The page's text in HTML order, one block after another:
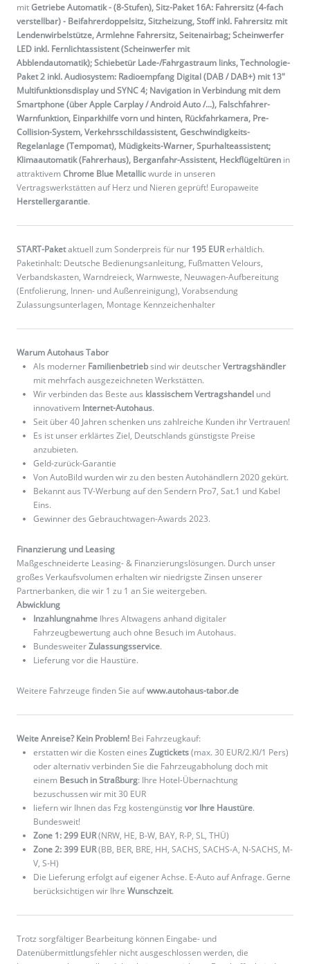
mitGetriebe Automatik - (8-Stufen), Sitz-Paket 16A: Fahrersitz (4-fach
verstellbar) - Beifahrerdoppelsitz, Sitzheizung, Stoff inkl. Fahrersitz mit
Lendenwirbelstütze, Armlehne Fahrersitz, Seitenairbag; Scheinwerfer
LED inkl. Fernlichtassistent (Scheinwerfer mit
Abblendautomatik); Schiebetür Lade-/Fahrgastraum links, Technologie-
Paket 2 inkl. Audiosystem: Radioempfang Digital (DAB / DAB+) mit 13"
Multifunktionsdisplay und SYNC 4; Navigation in Verbindung mit dem
Smartphone (über Apple Carplay / Android Auto /...), Falschfahrer-
Warnfunktion, Einparkhilfe vorn und hinten, Rückfahrkamera, Pre-
Collision-System, Verkehrsschildassistent, Geschwindigkeits-
Regelanlage (Tempomat), Müdigkeits-Warner, Spurhalteassistent;
Klimaautomatik (Fahrerhaus), Berganfahr-Assistent, Heckflügeltüren in
attraktivemChrome Blue Metallicwurde in unseren
Vertragswerkstätten auf Herz und Nieren geprüft! Europaweite
Herstellergarantie.
START-Paketaktuell zum Sonderpreis für nur 195 EURerhältlich.
Paketinhalt: Deutsche Bedienungsanleitung, Fußmatten Velours,
Verbandskasten, Warndreieck, Warnweste, Neuwagen-Aufbereitung
(Entfolierung, Innen- und Außenreinigung), Vorabsendung
Zulassungsunterlagen, Montage Kennzeichenhalter
Warum Autohaus Tabor
Als moderner Familienbetriebsind wir deutscherVertragshändler
mit mehrfach ausgezeichneten Werkstätten.
Wir verbinden das Beste aus klassischem Vertragshandel und
innovativem Internet-Autohaus.
Seit über 40 Jahren schenken uns zahlreiche Kunden ihr Vertrauen!
Es ist unser erklärtes Ziel, Deutschlands günstigste Preise
anzubieten.
Geld-zurück-Garantie
Von AutoBild wurden wir zu den besten Autohändlern 2020 gekürt.
Bekannt aus TV-Werbung auf den Sendern Pro7, Sat.1 und Kabel
Eins.
Gewinner des Gebrauchtwagen-Awards 2023.
Finanzierung und Leasing
Maßgeschneiderte Leasing- & Finanzierungslösungen. Durch unser
großes Verkaufsvolumen erhalten wir niedrigste Zinsen unserer
Partnerbanken, die wir 1 zu 1 an Sie weitergeben.
Abwicklung
Inzahlungnahme Ihres Altwagens anhand digitaler
Fahrzeugbewertung auch ohne Besuch im Autohaus.
BundesweiterZulassungsservice.
Lieferung vor die Haustüre.
Weitere Fahrzeuge finden Sie aufwww.autohaus-tabor.de
Weite Anreise? Kein Problem! Bei Fahrzeugkauf:
erstatten wir die Kosten eines Zugtickets(max. 30 EUR/2.Kl/1 Pers)
oder alternativ verbinden Sie die Fahrzeugabholung doch mit
einem Besuch in Straßburg: Ihre Hotel-Übernachtung
bezuschussen wir mit 30 EUR
liefern wir Ihnen das Fzg kostengünstig vor Ihre Haustüre.
Bundesweit!
Zone 1: 299 EUR(NRW, HE, B-W, BAY, R-P, SL, THÜ)
Zone 2: 399 EUR(BB, BER, BRE, HH, SACHS, SACHS-A, N-SACHS, M-
V, S-H)
Die Lieferung erfolgt auf eigener Achse. E-Auto auf Anfrage. Gerne
berücksichtigen wir Ihre Wunschzeit.
Trotz sorgfältiger Bearbeitung können Eingabe- und
Datenübermittlungsfehler nicht ausgeschlossen werden, die